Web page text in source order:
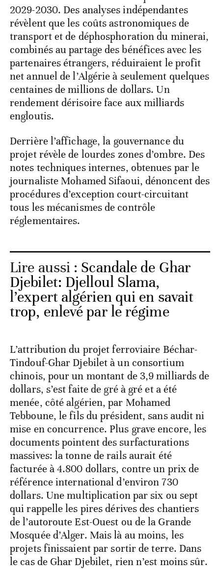
2029-2030. Des analyses indépendantes
révèlent que les coûts astronomiques de
transport et de déphosphoration du minerai,
combinés au partage des bénéfices avec les
partenaires étrangers, réduiraient le profit
net annuel de l’Algérie à seulement quelques
centaines de millions de dollars. Un
rendement dérisoire face aux milliards
engloutis.
Derrière l’affichage, la gouvernance du
projet révèle de lourdes zones d’ombre. Des
notes techniques internes, obtenues par le
journaliste Mohamed Sifaoui, dénoncent des
procédures d’exception court-circuitant
tous les mécanismes de contrôle
réglementaires.
Lire aussi : Scandale de Ghar
Djebilet: Djelloul Slama,
l’expert algérien qui en savait
trop, enlevé par le régime
L’attribution du projet ferroviaire Béchar-
Tindouf-Ghar Djebilet à un consortium
chinois, pour un montant de 3,9 milliards de
dollars, s’est faite de gré à gré et a été
menée, côté algérien, par Mohamed
Tebboune, le fils du président, sans audit ni
mise en concurrence. Plus grave encore, les
documents pointent des surfacturations
massives: la tonne de rails aurait été
facturée à 4.800 dollars, contre un prix de
référence international d’environ 730
dollars. Une multiplication par six ou sept
qui rappelle les pires dérives des chantiers
de l’autoroute Est-Ouest ou de la Grande
Mosquée d’Alger. Mais là au moins, les
projets finissaient par sortir de terre. Dans
le cas de Ghar Djebilet, rien n’est moins sûr.